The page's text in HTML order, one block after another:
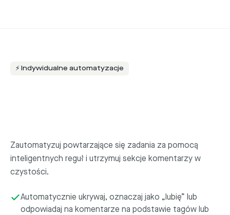
⚡ Indywidualne automatyzacje
Zautomatyzuj powtarzające się zadania za pomocą
inteligentnych reguł i utrzymuj sekcje komentarzy w
czystości.
Automatycznie ukrywaj, oznaczaj jako „lubię” lub
odpowiadaj na komentarze na podstawie tagów lub